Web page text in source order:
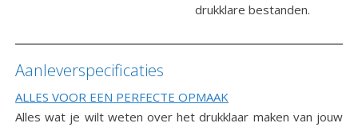
drukklare bestanden.
Aanleverspecificaties
ALLES VOOR EEN PERFECTE OPMAAK
Alles wat je wilt weten over het drukklaar maken van jouw